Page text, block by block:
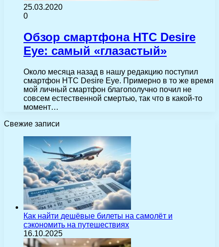
25.03.2020
0
Обзор смартфона HTC Desire
Eye: самый «глазастый»
Около месяца назад в нашу редакцию поступил
смартфон HTC Desire Eye. Примерно в то же время
мой личный смартфон благополучно почил не
совсем естественной смертью, так что в какой-то
момент…
Свежие записи
Как найти дешёвые билеты на самолёт и
сэкономить на путешествиях
16.10.2025